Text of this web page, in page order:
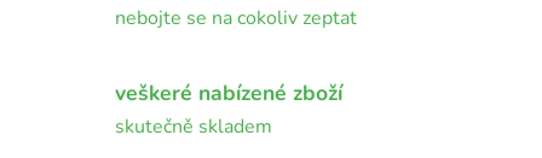
nebojte se na cokoliv zeptat
veškeré nabízené zboží
skutečně skladem